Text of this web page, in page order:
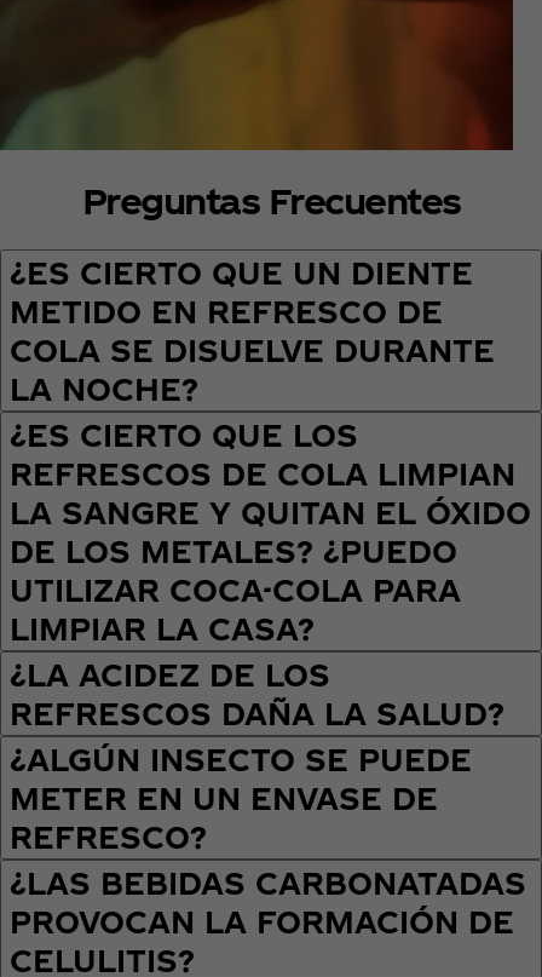
Preguntas Frecuentes
¿ES CIERTO QUE UN DIENTE
METIDO EN REFRESCO DE
COLA SE DISUELVE DURANTE
LA NOCHE?
¿ES CIERTO QUE LOS
REFRESCOS DE COLA LIMPIAN
LA SANGRE Y QUITAN EL ÓXIDO
DE LOS METALES? ¿PUEDO
UTILIZAR COCA-COLA PARA
LIMPIAR LA CASA?
¿LA ACIDEZ DE LOS
REFRESCOS DAÑA LA SALUD?
¿ALGÚN INSECTO SE PUEDE
METER EN UN ENVASE DE
REFRESCO?
¿LAS BEBIDAS CARBONATADAS
PROVOCAN LA FORMACIÓN DE
CELULITIS?